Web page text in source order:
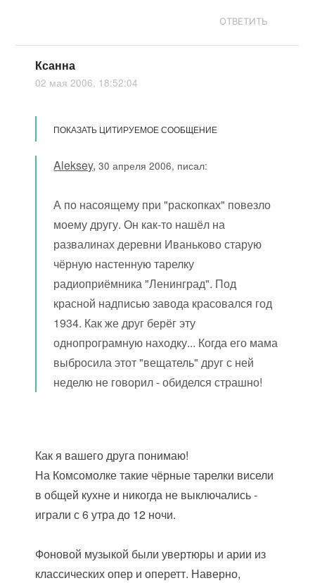
ОТВЕТИТЬ
Ксанна
02 мая 2006, 18:52:04
ПОКАЗАТЬ ЦИТИРУЕМОЕ СООБЩЕНИЕ
Aleksey,30 апреля 2006, писал:
А по насоящему при "раскопках" повезло
моему другу. Он как-то нашёл на
развалинах деревни Иваньково старую
чёрную настенную тарелку
радиоприёмника "Ленинград". Под
красной надписью завода красовался год
1934. Как же друг берёг эту
однопрограмную находку... Когда его мама
выбросила этот "вещатель" друг с ней
неделю не говорил - обиделся страшно!
Как я вашего друга понимаю!
На Комсомолке такие чёрные тарелки висели
в общей кухне и никогда не выключались -
играли с 6 утра до 12 ночи.
Фоновой музыкой были увертюры и арии из
классических опер и оперетт. Наверно,